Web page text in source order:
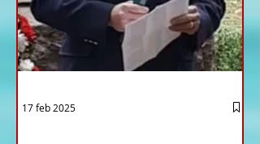
17 feb 2025